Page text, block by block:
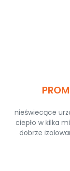
nieświecące
ciepło w kilka
dobrze